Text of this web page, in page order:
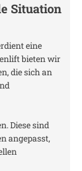
Situation
eine
bieten wir
die sich an
Diese sind
angepasst,